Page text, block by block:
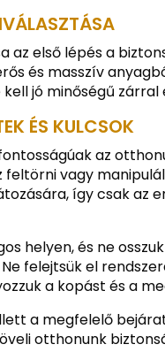
az első lépés a
és masszív
jó minőségű zárral
ÉS KULCSOK
az
vagy
így csak az
helyen, és ne
felejtsük el
a kopást és a
a megfelelő
otthonunk